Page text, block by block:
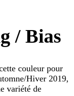
/ Bias
couleur pour
Hiver 2019,
variété de